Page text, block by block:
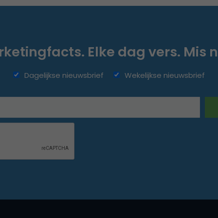
Elke dag vers. Mis
Dagelijkse nieuwsbrief Wekelijkse nieuwsbrief